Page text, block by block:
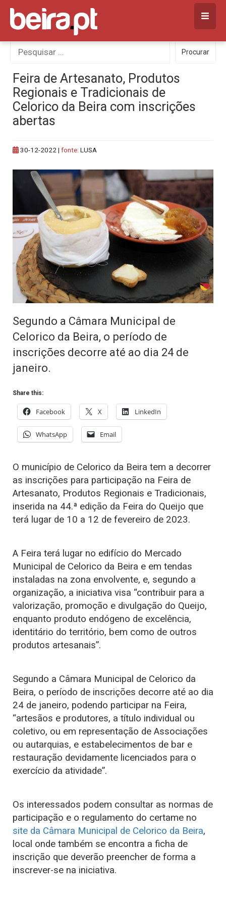
Skip
content
Procurar
por:
Procurar
Feira de Artesanato, Produtos
Regionais e Tradicionais de
Celorico da Beira com inscrições
abertas
30-12-2022 | fonte: LUSA
Segundo a Câmara Municipal de
Celorico da Beira, o período de
inscrições decorre até ao dia 24 de
janeiro.
Share this:
Facebook X LinkedIn
WhatsApp Email
O município de Celorico da Beira tem a decorrer
as inscrições para participação na Feira de
Artesanato, Produtos Regionais e Tradicionais,
inserida na 44.ª edição da Feira do Queijo que
terá lugar de 10 a 12 de fevereiro de 2023.
A Feira terá lugar no edifício do Mercado
Municipal de Celorico da Beira e em tendas
instaladas na zona envolvente, e, segundo a
organização, a iniciativa visa “contribuir para a
valorização, promoção e divulgação do Queijo,
enquanto produto endógeno de excelência,
identitário do território, bem como de outros
produtos artesanais”.
Segundo a Câmara Municipal de Celorico da
Beira, o período de inscrições decorre até ao dia
24 de janeiro, podendo participar na Feira,
“artesãos e produtores, a título individual ou
coletivo, ou em representação de Associações
ou autarquias, e estabelecimentos de bar e
restauração devidamente licenciados para o
exercício da atividade”.
Os interessados podem consultar as normas de
participação e o regulamento do certame no
site da Câmara Municipal de Celorico da Beira,
local onde também se encontra a ficha de
inscrição que deverão preencher de forma a
inscrever-se na iniciativa.